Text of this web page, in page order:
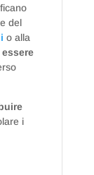
del
o alla
i